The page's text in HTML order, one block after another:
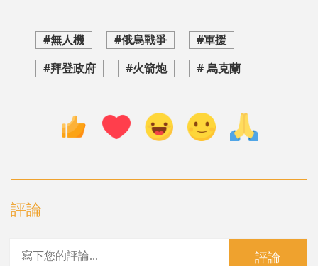
#無人機 #俄烏戰爭
#軍援
#拜登政府
#火箭炮 # 烏克蘭
評論
評論